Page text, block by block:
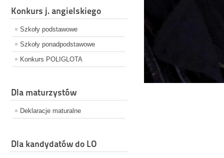
Konkurs j. angielskiego
Szkoły podstawowe
Szkoły ponadpodstawowe
Konkurs POLIGLOTA
Dla maturzystów
Deklaracje maturalne
Dla kandydatów do LO